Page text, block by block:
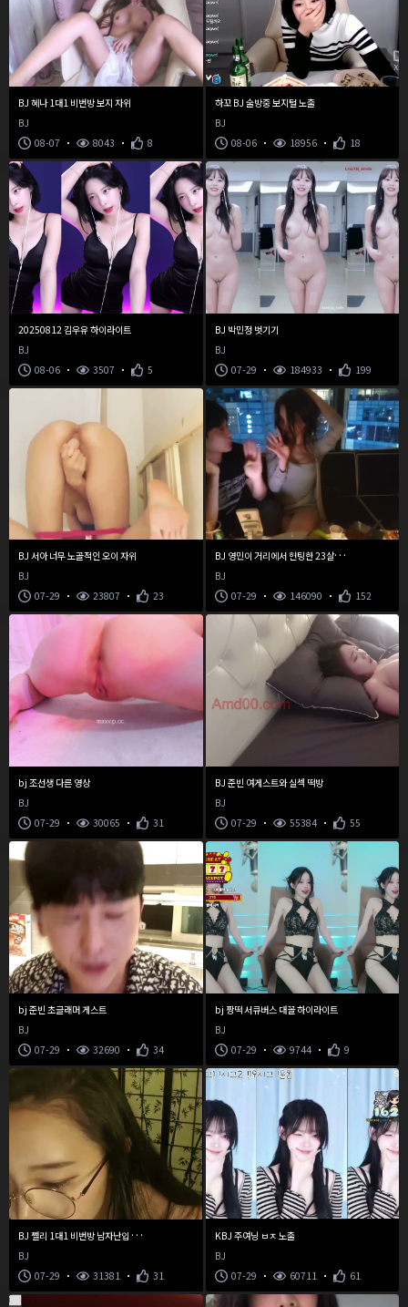
BJ 혜나 1대1 비번방 보지 자위
BJ
08-07
8043 8
하꼬 BJ 술방중 보지털 노출
BJ
08-06
18956 18
20250812 김우유 하이라이트
BJ
08-06
3507 5
BJ 박민정 벗기기
BJ
07-29
184933 199
BJ 서아 너무 노골적인 오이 자위
BJ
07-29
23807 23
B
J 영민이 거리에서 헌팅한 23살 학원강사녀
BJ
07-29
146090 152
bj 조선생 다른 영상
BJ
07-29
30065 31
BJ 준빈 여게스트와 실섹 떡방
BJ
07-29
55384 55
bj 준빈 초글래머 게스트
BJ
07-29
32690 34
bj 짱떡 서큐버스 대꼴 하이라이트
BJ
07-29
9744 9
B
J 쩰리 1대1 비번방 남자난입 엉덩이 때려주기
BJ
07-29
31381 31
KBJ 주여닝 ㅂㅈ 노출
BJ
07-29
60711 61